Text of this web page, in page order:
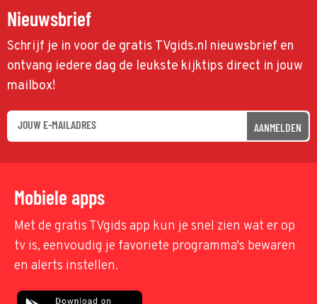
Nieuwsbrief
Schrijf je in voor de gratis TVgids.nl nieuwsbrief en
ontvang iedere dag de leukste kijktips direct in jouw
mailbox!
AANMELDEN
Mobiele apps
Met de gratis TVgids app kun je snel zien wat er op
tv is, eenvoudig je favoriete programma's bewaren
en alerts instellen.